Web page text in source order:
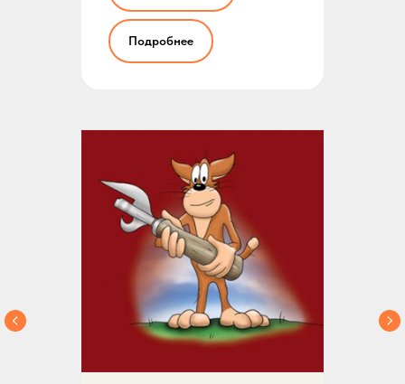
Подробнее